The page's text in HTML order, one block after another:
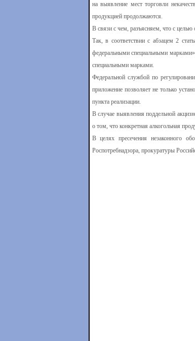
на выявление мест торговли
продукцией продолжаются.
В связи с чем, разъясняем, что с
Так, в соответствии с абзацем 2
федеральными специальными
специальными марками.
Федеральной службой по
приложение позволяет не только
пункта реализации.
В случае выявления поддельной
о том, что конкретная алкогольная
В целях пресечения незаконного
Роспотребнадзора, прокуратуры